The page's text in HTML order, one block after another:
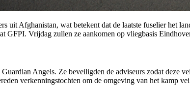
uit Afghanistan, wat betekent dat de laatste fuselier het
GFPI. Vrijdag zullen ze aankomen op vliegbasis
Angels. Ze beveiligden de adviseurs zodat deze
verkenningstochten om de omgeving van het kamp